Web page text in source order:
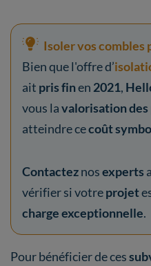
Isoler vos combles
Bien que l'offre d’
ait pris finen2021,
vous lavalorisation des
atteindre cecoût
Contacteznosexperts
vérifier si votreprojet
charge exceptionnelle.
Pour bénéficier de ces